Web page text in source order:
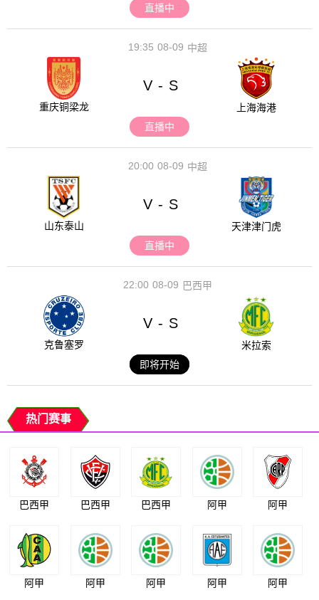
直播中
08-09
19:35 中超
重庆铜梁龙
V - S
上海海港
直播中
08-09
20:00 中超
山东泰山
V - S
天津津门虎
直播中
08-09
22:00 巴西甲
克鲁塞罗
V - S
米拉索
即将开始
热门赛事
巴西甲 巴西甲 巴西甲 阿甲 阿甲
阿甲 阿甲 阿甲 阿甲 阿甲